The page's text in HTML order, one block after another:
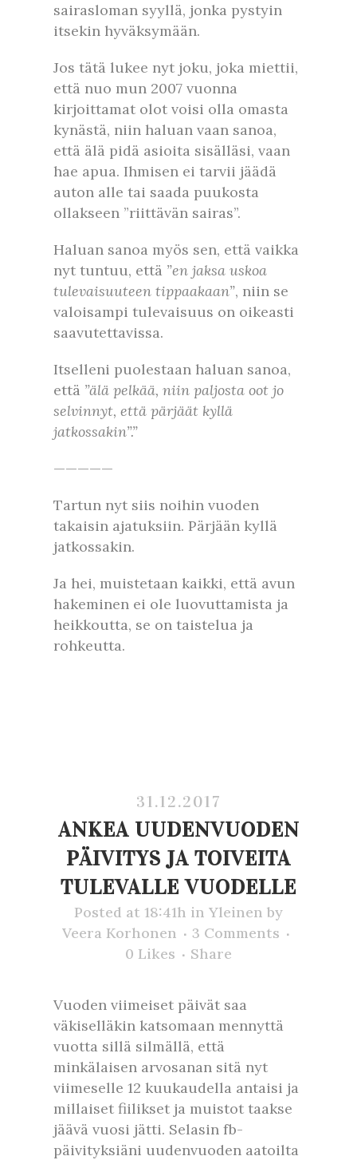
sairasloman syyllä, jonka pystyin
itsekin hyväksymään.
Jos tätä lukee nyt joku, joka miettii,
että nuo mun 2007 vuonna
kirjoittamat olot voisi olla omasta
kynästä, niin haluan vaan sanoa,
että älä pidä asioita sisälläsi, vaan
hae apua. Ihmisen ei tarvii jäädä
auton alle tai saada puukosta
ollakseen ”riittävän sairas”.
Haluan sanoa myös sen, että vaikka
nyt tuntuu, että ”en jaksa uskoa
tulevaisuuteen tippaakaan”, niin se
valoisampi tulevaisuus on oikeasti
saavutettavissa.
Itselleni puolestaan haluan sanoa,
että ”älä pelkää, niin paljosta oot jo
selvinnyt, että pärjäät kyllä
jatkossakin”.”
—————
Tartun nyt siis noihin vuoden
takaisin ajatuksiin. Pärjään kyllä
jatkossakin.
Ja hei, muistetaan kaikki, että avun
hakeminen ei ole luovuttamista ja
heikkoutta, se on taistelua ja
rohkeutta.
31.12.2017
ANKEA UUDENVUODEN
PÄIVITYS JA TOIVEITA
TULEVALLE VUODELLE
Posted at 18:41h in Yleinen by
Veera Korhonen
3 Comments
0 Likes Share
Vuoden viimeiset päivät saa
väkiselläkin katsomaan mennyttä
vuotta sillä silmällä, että
minkälaisen arvosanan sitä nyt
viimeselle 12 kuukaudella antaisi ja
millaiset fiilikset ja muistot taakse
jäävä vuosi jätti. Selasin fb-
päivityksiäni uudenvuoden aatoilta